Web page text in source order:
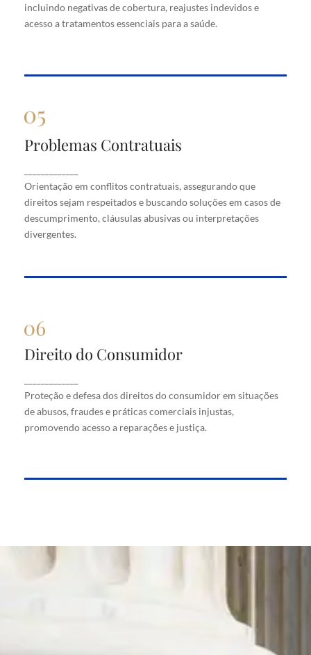
incluindo negativas de cobertura, reajustes indevidos e
acesso a tratamentos essenciais para a saúde.
saúde.
Problemas Contratuais
Orientação em conflitos contratuais, assegurando que
direitos sejam respeitados e buscando soluções em casos de
descumprimento, cláusulas abusivas ou interpretações
divergentes.
Problemas Contratuais
que direitos sejam respeitados e buscando soluções
em casos de descumprimento, cláusulas abusivas
ou interpretações divergentes.
Direito do Consumidor
Proteção e defesa dos direitos do consumidor em situações
de abusos, fraudes e práticas comerciais injustas,
promovendo acesso a reparações e justiça.
Direito do Consumidor
situações de abusos, fraudes e práticas comerciais
injustas, promovendo acesso a reparações e justiça.